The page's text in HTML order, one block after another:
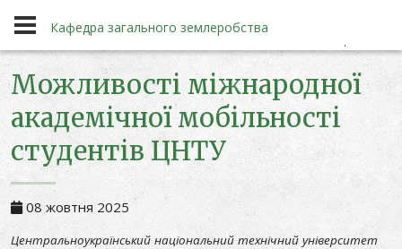
Кафедра загального землеробства
Кафедра загального землеробства
Новини
Можливості міжнародної
академічної мобільності
студентів ЦНТУ
08 жовтня 2025
Центральноукраїнський національний технічний університет